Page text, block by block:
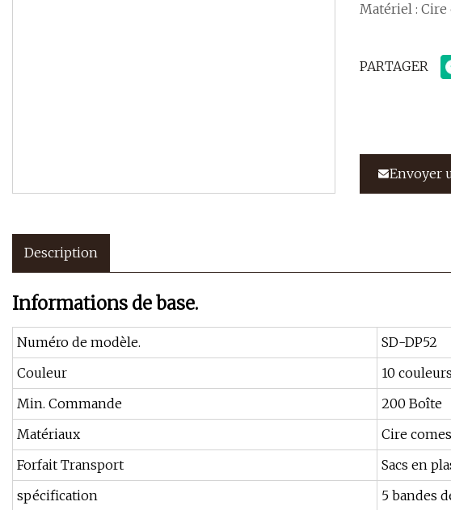
PARTAGER
Envoyer
Description
Informations de base.
Numéro de modèle.
SD-DP52
Couleur
10 couleurs
Min. Commande
200 Boîte
Matériaux
Cire
Forfait Transport
Sacs en
spécification
5 bandes